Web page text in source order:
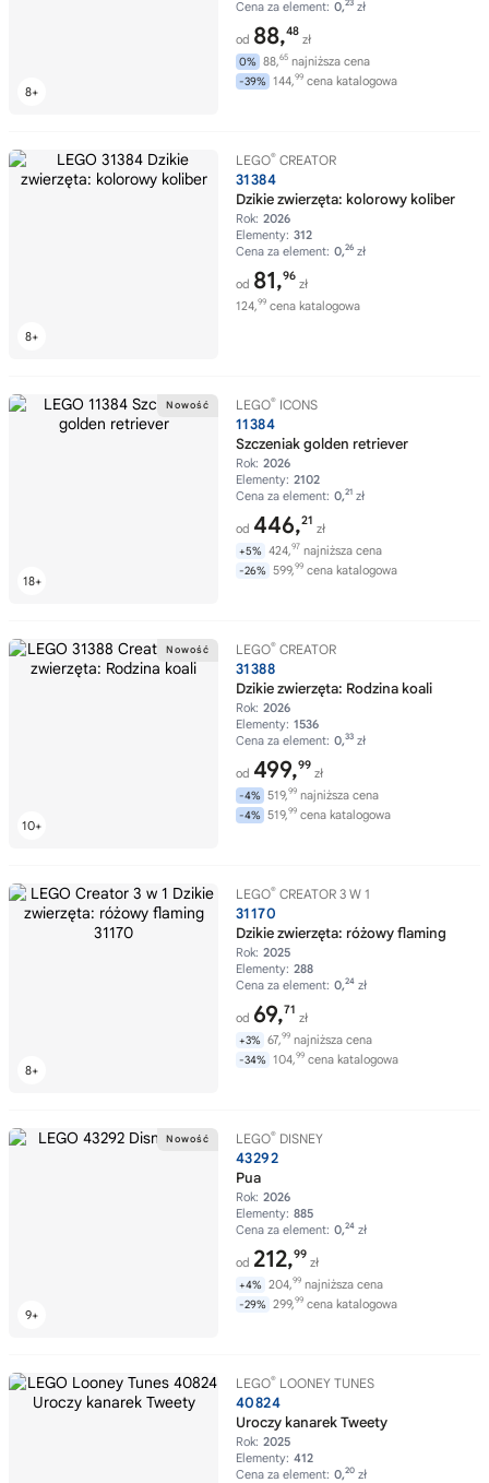
Cena za element: 0,23 zł
od 88,48
zł
0% 88,65 najniższa cena
-39% 144,99 cena katalogowa
LEGO® CREATOR
31384
Dzikie zwierzęta: kolorowy koliber
Rok: 2026
Elementy: 312
Cena za element: 0,26 zł
od 81,96
zł
124,99 cena katalogowa
LEGO® ICONS
11384
Szczeniak golden retriever
Rok: 2026
Elementy: 2102
Cena za element: 0,21 zł
od 446,21
zł
+5% 424,97 najniższa cena
-26% 599,99 cena katalogowa
LEGO® CREATOR
31388
Dzikie zwierzęta: Rodzina koali
Rok: 2026
Elementy: 1536
Cena za element: 0,33 zł
od 499,99
zł
-4% 519,99 najniższa cena
-4% 519,99 cena katalogowa
LEGO® CREATOR 3 W 1
31170
Dzikie zwierzęta: różowy flaming
Rok: 2025
Elementy: 288
Cena za element: 0,24 zł
od 69,71
zł
+3% 67,99 najniższa cena
-34% 104,99 cena katalogowa
LEGO® DISNEY
43292
Pua
Rok: 2026
Elementy: 885
Cena za element: 0,24 zł
od 212,99
zł
+4% 204,99 najniższa cena
-29% 299,99 cena katalogowa
LEGO® LOONEY TUNES
40824
Uroczy kanarek Tweety
Rok: 2025
Elementy: 412
Cena za element: 0,20 zł